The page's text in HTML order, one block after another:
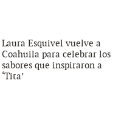
Laura Esquivel vuelve a
Coahuila para celebrar los
sabores que inspiraron a
‘Tita’